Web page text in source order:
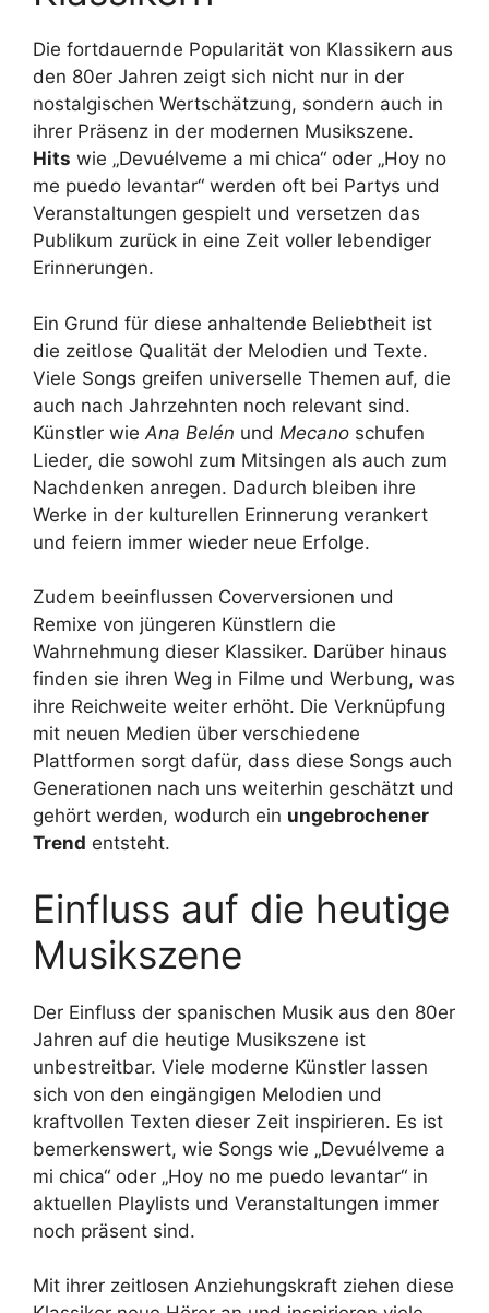
Die fortdauernde Popularität von Klassikern aus
den 80er Jahren zeigt sich nicht nur in der
nostalgischen Wertschätzung, sondern auch in
ihrer Präsenz in der modernen Musikszene.
Hits wie „Devuélveme a mi chica“ oder „Hoy no
me puedo levantar“ werden oft bei Partys und
Veranstaltungen gespielt und versetzen das
Publikum zurück in eine Zeit voller lebendiger
Erinnerungen.
Ein Grund für diese anhaltende Beliebtheit ist
die zeitlose Qualität der Melodien und Texte.
Viele Songs greifen universelle Themen auf, die
auch nach Jahrzehnten noch relevant sind.
Künstler wie Ana Belén und Mecano schufen
Lieder, die sowohl zum Mitsingen als auch zum
Nachdenken anregen. Dadurch bleiben ihre
Werke in der kulturellen Erinnerung verankert
und feiern immer wieder neue Erfolge.
Zudem beeinflussen Coverversionen und
Remixe von jüngeren Künstlern die
Wahrnehmung dieser Klassiker. Darüber hinaus
finden sie ihren Weg in Filme und Werbung, was
ihre Reichweite weiter erhöht. Die Verknüpfung
mit neuen Medien über verschiedene
Plattformen sorgt dafür, dass diese Songs auch
Generationen nach uns weiterhin geschätzt und
gehört werden, wodurch ein ungebrochener
Trend entsteht.
Einfluss auf die heutige
Musikszene
Der Einfluss der spanischen Musik aus den 80er
Jahren auf die heutige Musikszene ist
unbestreitbar. Viele moderne Künstler lassen
sich von den eingängigen Melodien und
kraftvollen Texten dieser Zeit inspirieren. Es ist
bemerkenswert, wie Songs wie „Devuélveme a
mi chica“ oder „Hoy no me puedo levantar“ in
aktuellen Playlists und Veranstaltungen immer
noch präsent sind.
Mit ihrer zeitlosen Anziehungskraft ziehen diese